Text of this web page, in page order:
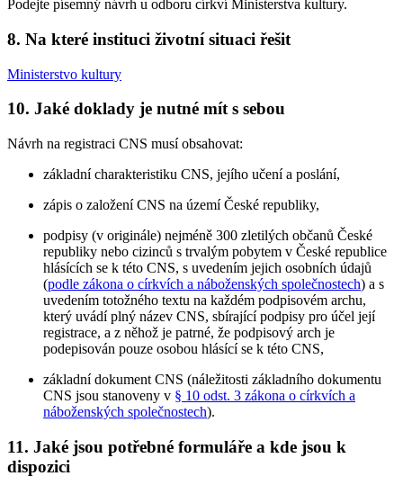
Podejte písemný návrh u odboru církví Ministerstva kultury.
8. Na které instituci životní situaci řešit
Ministerstvo kultury
10. Jaké doklady je nutné mít s sebou
Návrh na registraci CNS musí obsahovat:
základní charakteristiku CNS, jejího učení a poslání,
zápis o založení CNS na území České republiky,
podpisy (v originále) nejméně 300 zletilých občanů České
republiky nebo cizinců s trvalým pobytem v České republice
hlásících se k této CNS, s uvedením jejich osobních údajů
(podle zákona o církvích a náboženských společnostech) a s
uvedením totožného textu na každém podpisovém archu,
který uvádí plný název CNS, sbírající podpisy pro účel její
registrace, a z něhož je patrné, že podpisový arch je
podepisován pouze osobou hlásící se k této CNS,
základní dokument CNS (náležitosti základního dokumentu
CNS jsou stanoveny v § 10 odst. 3 zákona o církvích a
náboženských společnostech).
11. Jaké jsou potřebné formuláře a kde jsou k
dispozici